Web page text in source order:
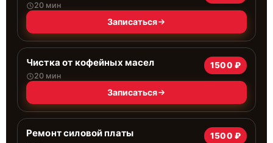
20 мин
Записаться
Чистка от кофейных масел
20 мин
1500 ₽
Записаться
Ремонт силовой платы 1500 ₽